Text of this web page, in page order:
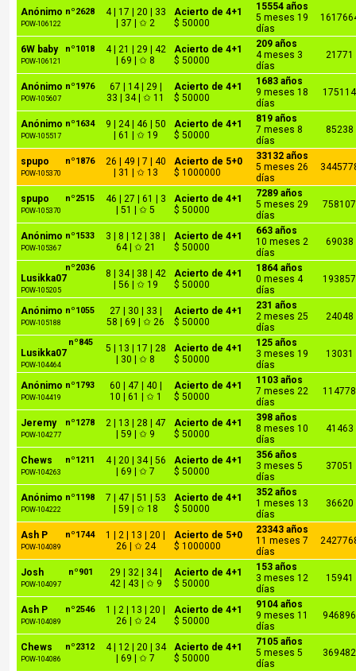
nº2628
Anónimo
POW-106122
4 | 17 | 20 | 33
| 37 | ✩ 2
Acierto de 4+1
$ 50000
15554 años
5 meses 19
días
nº1018
6W baby
POW-106121
4 | 21 | 29 | 42
| 69 | ✩ 8
Acierto de 4+1
$ 50000
209 años
4 meses 3
días
21771
nº1976
Anónimo
POW-105607
67 | 14 | 29 |
33 | 34 | ✩ 11
Acierto de 4+1
$ 50000
1683 años
9 meses 18
días
175114
nº1634
Anónimo
POW-105517
9 | 24 | 46 | 50
| 61 | ✩ 19
Acierto de 4+1
$ 50000
819 años
7 meses 8
días
85238
nº1876
spupo
POW-105370
26 | 49 | 7 | 40
| 31 | ✩ 13
Acierto de 5+0
$ 1000000
33132 años
5 meses 26
días
nº2515
spupo
POW-105370
46 | 27 | 61 | 3
| 51 | ✩ 5
Acierto de 4+1
$ 50000
7289 años
5 meses 29
días
758107
nº1533
Anónimo
POW-105367
3 | 8 | 12 | 38 |
64 | ✩ 21
Acierto de 4+1
$ 50000
663 años
10 meses 2
días
69038
nº2036
Lusikka07
POW-105205
8 | 34 | 38 | 42
| 56 | ✩ 19
Acierto de 4+1
$ 50000
1864 años
0 meses 4
días
193857
nº1055
Anónimo
POW-105188
27 | 30 | 33 |
58 | 69 | ✩ 26
Acierto de 4+1
$ 50000
231 años
2 meses 25
días
24048
nº845
Lusikka07
POW-104464
5 | 13 | 17 | 28
| 30 | ✩ 8
Acierto de 4+1
$ 50000
125 años
3 meses 19
días
13031
nº1793
Anónimo
POW-104419
60 | 47 | 40 |
10 | 61 | ✩ 1
Acierto de 4+1
$ 50000
1103 años
7 meses 22
días
114778
nº1278
Jeremy
POW-104277
2 | 13 | 28 | 47
| 59 | ✩ 9
Acierto de 4+1
$ 50000
398 años
8 meses 10
días
41463
nº1211
Chews
POW-104263
4 | 20 | 34 | 56
| 69 | ✩ 7
Acierto de 4+1
$ 50000
356 años
3 meses 5
días
37051
nº1198
Anónimo
POW-104222
7 | 47 | 51 | 53
| 59 | ✩ 18
Acierto de 4+1
$ 50000
352 años
1 meses 13
días
36620
nº1744
Ash P
POW-104089
1 | 2 | 13 | 20 |
26 | ✩ 24
Acierto de 5+0
$ 1000000
23343 años
11 meses 7
días
nº901
Josh
POW-104097
29 | 32 | 34 |
42 | 43 | ✩ 9
Acierto de 4+1
$ 50000
153 años
3 meses 12
días
15941
nº2546
Ash P
POW-104089
1 | 2 | 13 | 20 |
26 | ✩ 24
Acierto de 4+1
$ 50000
9104 años
9 meses 11
días
946896
nº2312
Chews
POW-104086
4 | 12 | 20 | 34
| 69 | ✩ 7
Acierto de 4+1
$ 50000
7105 años
5 meses 5
días
369482